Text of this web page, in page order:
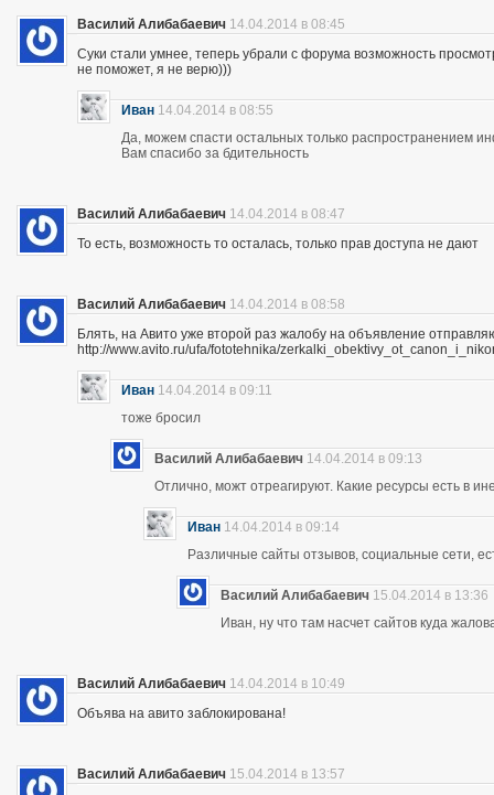
Василий Алибабаевич 14.04.2014 в 08:45
Суки стали умнее, теперь убрали с форума возможность
не поможет, я не верю)))
Иван 14.04.2014 в 08:55
Да, можем спасти остальных только распространением
Вам спасибо за бдительность
Василий Алибабаевич 14.04.2014 в 08:47
То есть, возможность то осталась, только прав доступа не дают
Василий Алибабаевич 14.04.2014 в 08:58
Блять, на Авито уже второй раз жалобу на объявление
http://www.avito.ru/ufa/fototehnika/
Иван 14.04.2014 в 09:11
тоже бросил
Василий Алибабаевич 14.04.2014 в 09:13
Отлично, можт отреагируют. Какие ресурсы есть в
Иван 14.04.2014 в 09:14
Различные сайты отзывов, социальные сети,
Василий Алибабаевич 15.04.2014 в 13:36
Иван, ну что там насчет сайтов куда
Василий Алибабаевич 14.04.2014 в 10:49
Объява на авито заблокирована!
Василий Алибабаевич 15.04.2014 в 13:57